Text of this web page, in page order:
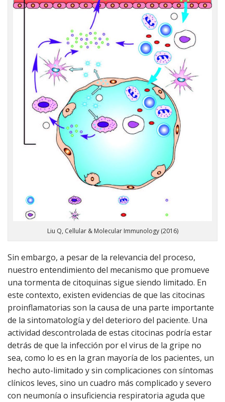
Liu Q, Cellular & Molecular Immunology (2016)
Sin embargo, a pesar de la relevancia del proceso,
nuestro entendimiento del mecanismo que promueve
una tormenta de citoquinas sigue siendo limitado. En
este contexto, existen evidencias de que las citocinas
proinflamatorias son la causa de una parte importante
de la sintomatología y del deterioro del paciente. Una
actividad descontrolada de estas citocinas podría estar
detrás de que la infección por el virus de la gripe no
sea, como lo es en la gran mayoría de los pacientes, un
hecho auto-limitado y sin complicaciones con síntomas
clínicos leves, sino un cuadro más complicado y severo
con neumonía o insuficiencia respiratoria aguda que